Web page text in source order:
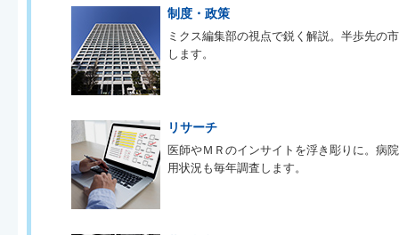
制度・政策
ミクス編集部の視点で鋭く解説。半歩先の
します。
リサーチ
医師やＭＲのインサイトを浮き彫りに。病
用状況も毎年調査します。